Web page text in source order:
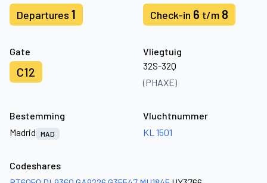
Departures 1 Check-in 6 t/m 8
Gate
C12
Vliegtuig
32S-32Q
(PHAXE)
Bestemming
Madrid
MAD
Vluchtnummer
KL 1501
Codeshares